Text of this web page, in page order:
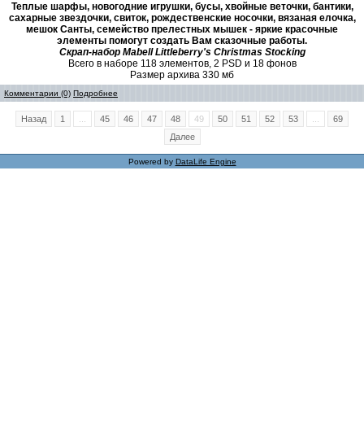
Теплые шарфы, новогодние игрушки, бусы, хвойные веточки, бантики,
сахарные звездочки, свиток, рождественские носочки, вязаная елочка,
мешок Санты, семейство прелестных мышек - яркие красочные
элементы помогут создать Вам сказочные работы.
Скрап-набор Mabell Littleberry's Christmas Stocking
Всего в наборе 118 элементов, 2 PSD и 18 фонов
Размер архива 330 мб
Комментарии (0) Подробнее
Назад 1 45 46 47 48 49 50 51 52 53
69
Далее
Powered by DataLife Engine